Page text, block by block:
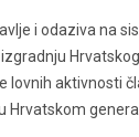
i odaziva na
lovnih aktivnosti
Hrvatskom